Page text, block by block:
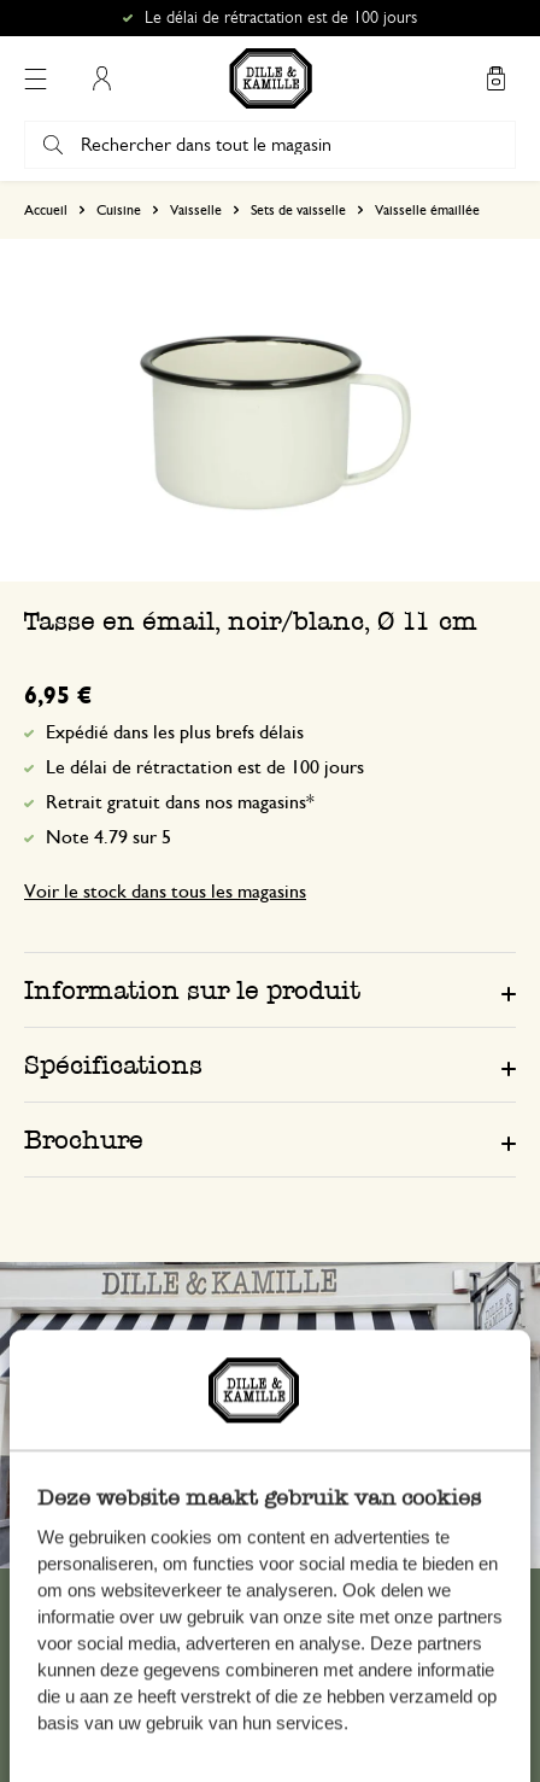
Deze website maakt gebruik van cookies
We gebruiken cookies om content en advertenties te
personaliseren, om functies voor social media te bieden en
om ons websiteverkeer te analyseren. Ook delen we
informatie over uw gebruik van onze site met onze partners
voor social media, adverteren en analyse. Deze partners
kunnen deze gegevens combineren met andere informatie
die u aan ze heeft verstrekt of die ze hebben verzameld op
basis van uw gebruik van hun services.
Le délai de rétractation est de 100 jours
Accueil Cuisine Vaisselle Sets de vaisselle Vaisselle émaillée
Tasse en émail, noir/blanc, Ø 11 cm
6,95 €
Expédié dans les plus brefs délais
Le délai de rétractation est de 100 jours
Retrait gratuit dans nos magasins*
Note 4.79 sur 5
Voir le stock dans tous les magasins
Information sur le produit
Spécifications
Brochure
Toujours à proximité
Voir les 62 magasins
Service clientèle